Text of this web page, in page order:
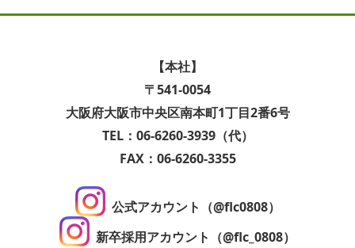
【本社】
〒541-0054
大阪府大阪市中央区南本町1丁目2番6号
TEL：06-6260-3939（代）
FAX：06-6260-3355
公式アカウント（@flc0808）
新卒採用アカウント（@flc_0808）